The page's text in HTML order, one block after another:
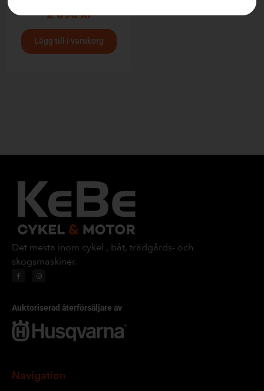
2 090kr
Lägg till i varukorg
Det mesta inom cykel , båt, trädgårds- och
skogsmaskiner.
Auktoriserad återförsäljare av
Navigation